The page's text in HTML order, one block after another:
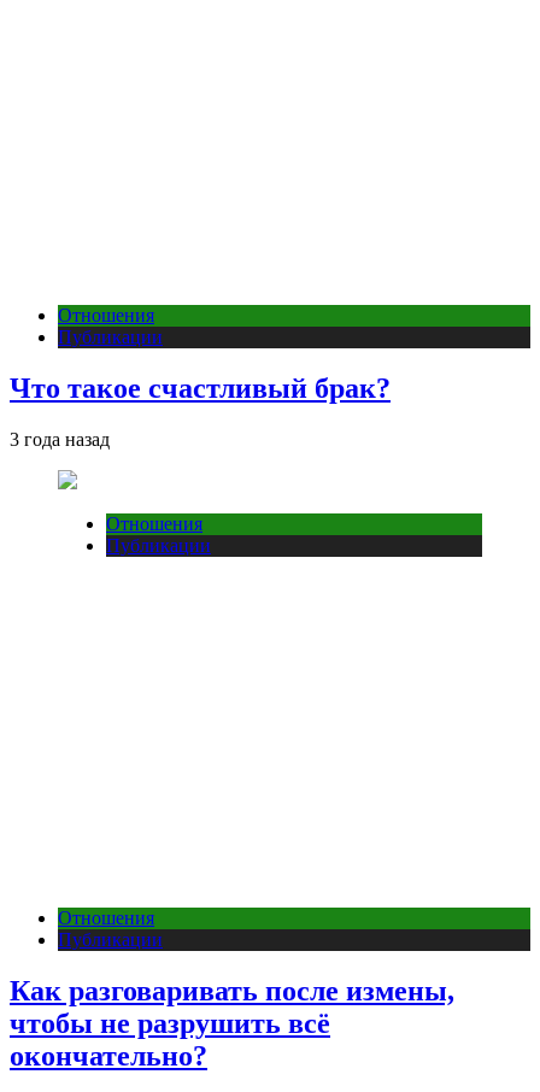
Отношения
Публикации
Что такое счастливый брак?
3 года назад
Отношения
Публикации
Отношения
Публикации
Как разговаривать после измены,
чтобы не разрушить всё
окончательно?